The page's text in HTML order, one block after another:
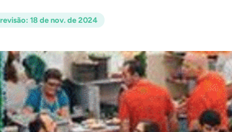
: 18 de nov. de 2024